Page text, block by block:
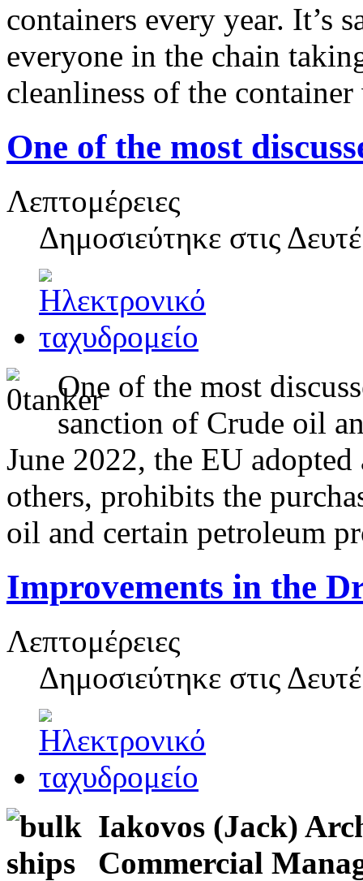
containers every year. It’s
everyone in the chain
cleanliness of the
One of the most
Λεπτομέρειες
Δημοσιεύτηκε στις
One of the most
sanction of Crude oil
June 2022, the EU
others, prohibits the
oil and certain petroleum
Improvements in the
Λεπτομέρειες
Δημοσιεύτηκε στις
Iakovos (Jack)
Commercial